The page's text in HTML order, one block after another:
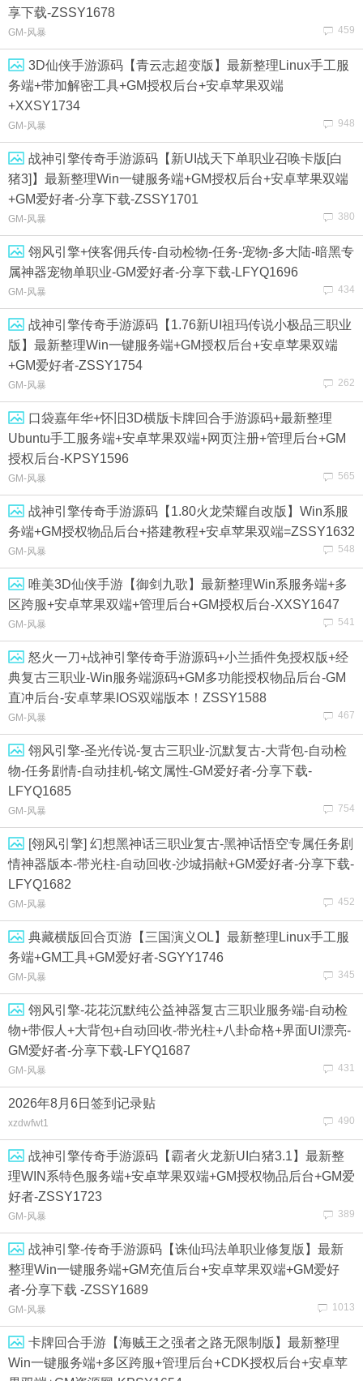
享下载-ZSSY1678
GM-风暴 459
3D仙侠手游源码【青云志超变版】最新整理Linux手工服
务端+带加解密工具+GM授权后台+安卓苹果双端
+XXSY1734
GM-风暴 948
战神引擎传奇手游源码【新UI战天下单职业召唤卡版[白
猪3]】最新整理Win一键服务端+GM授权后台+安卓苹果双端
+GM爱好者-分享下载-ZSSY1701
GM-风暴 380
翎风引擎+侠客佣兵传-自动检物-任务-宠物-多大陆-暗黑专
属神器宠物单职业-GM爱好者-分享下载-LFYQ1696
GM-风暴 434
战神引擎传奇手游源码【1.76新UI祖玛传说小极品三职业
版】最新整理Win一键服务端+GM授权后台+安卓苹果双端
+GM爱好者-ZSSY1754
GM-风暴 262
口袋嘉年华+怀旧3D横版卡牌回合手游源码+最新整理
Ubuntu手工服务端+安卓苹果双端+网页注册+管理后台+GM
授权后台-KPSY1596
GM-风暴 565
战神引擎传奇手游源码【1.80火龙荣耀自改版】Win系服
务端+GM授权物品后台+搭建教程+安卓苹果双端=ZSSY1632
GM-风暴 548
唯美3D仙侠手游【御剑九歌】最新整理Win系服务端+多
区跨服+安卓苹果双端+管理后台+GM授权后台-XXSY1647
GM-风暴 541
怒火一刀+战神引擎传奇手游源码+小兰插件免授权版+经
典复古三职业-Win服务端源码+GM多功能授权物品后台-GM
直冲后台-安卓苹果IOS双端版本！ZSSY1588
GM-风暴 467
翎风引擎-圣光传说-复古三职业-沉默复古-大背包-自动检
物-任务剧情-自动挂机-铭文属性-GM爱好者-分享下载-
LFYQ1685
GM-风暴 754
[翎风引擎] 幻想黑神话三职业复古-黑神话悟空专属任务剧
情神器版本-带光柱-自动回收-沙城捐献+GM爱好者-分享下载-
LFYQ1682
GM-风暴 452
典藏横版回合页游【三国演义OL】最新整理Linux手工服
务端+GM工具+GM爱好者-SGYY1746
GM-风暴 345
翎风引擎-花花沉默纯公益神器复古三职业服务端-自动检
物+带假人+大背包+自动回收-带光柱+八卦命格+界面UI漂亮-
GM爱好者-分享下载-LFYQ1687
GM-风暴 431
2026年8月6日签到记录贴
xzdwfwt1 490
战神引擎传奇手游源码【霸者火龙新UI白猪3.1】最新整
理WIN系特色服务端+安卓苹果双端+GM授权物品后台+GM爱
好者-ZSSY1723
GM-风暴 389
战神引擎-传奇手游源码【诛仙玛法单职业修复版】最新
整理Win一键服务端+GM充值后台+安卓苹果双端+GM爱好
者-分享下载 -ZSSY1689
GM-风暴 1013
卡牌回合手游【海贼王之强者之路无限制版】最新整理
Win一键服务端+多区跨服+管理后台+CDK授权后台+安卓苹